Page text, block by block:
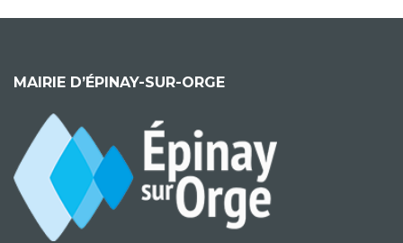
MAIRIE D’ÉPINAY-SUR-ORGE